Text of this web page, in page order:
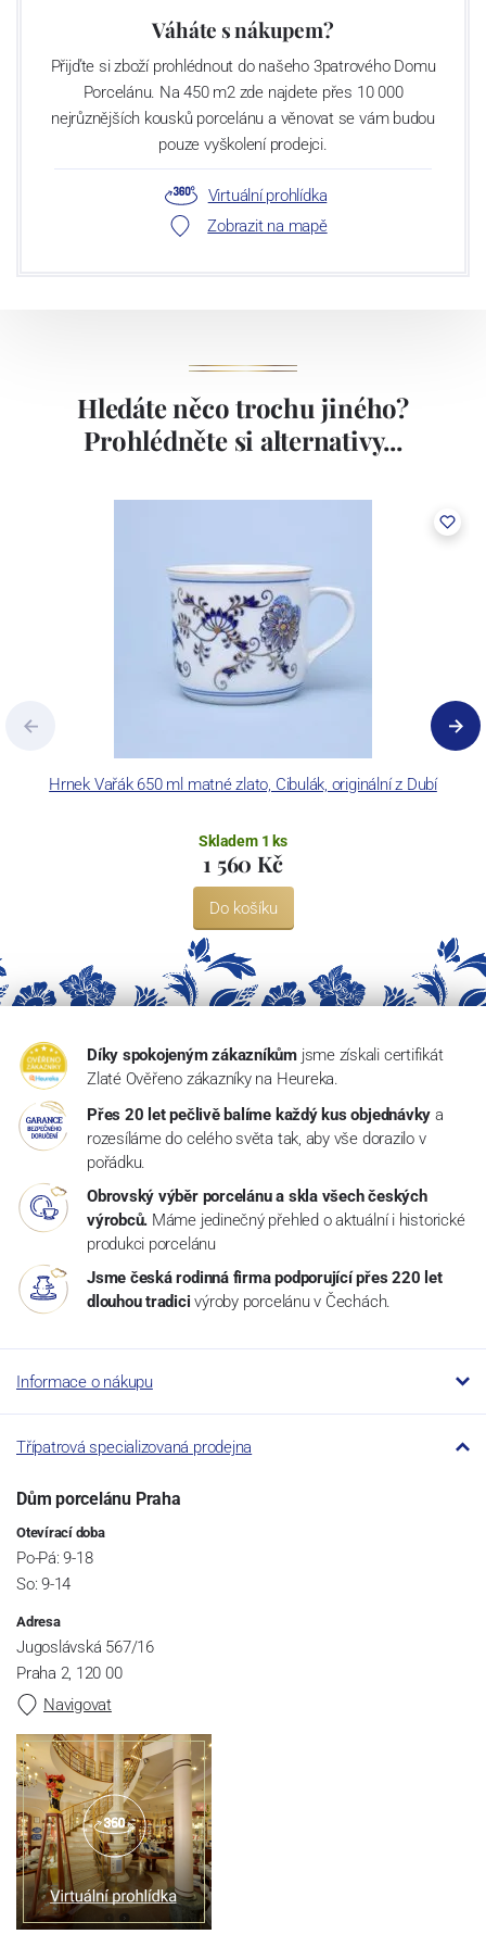
Váháte s nákupem?
Přijďte si zboží prohlédnout do našeho 3patrového Domu
Porcelánu. Na 450 m2 zde najdete přes 10 000
nejrůznějších kousků porcelánu a věnovat se vám budou
pouze vyškolení prodejci.
Virtuální prohlídka
Zobrazit na mapě
Hledáte něco trochu jiného?
Prohlédněte si alternativy...
Hrnek Vařák 650 ml matné zlato, Cibulák, originální z Dubí
Skladem 1 ks
1 560 Kč
Do košíku
Díky spokojeným zákazníkům jsme získali certifikát
Zlaté Ověřeno zákazníky na Heureka.
Přes 20 let pečlivě balíme každý kus objednávky a
rozesíláme do celého světa tak, aby vše dorazilo v
pořádku.
Obrovský výběr porcelánu a skla všech českých
výrobců. Máme jedinečný přehled o aktuální i historické
produkci porcelánu
Jsme česká rodinná firma podporující přes 220 let
dlouhou tradici výroby porcelánu v Čechách.
Informace o nákupu
Třípatrová specializovaná prodejna
Dům porcelánu Praha
Otevírací doba
Po-Pá: 9-18
So: 9-14
Adresa
Jugoslávská 567/16
Praha 2, 120 00
Navigovat